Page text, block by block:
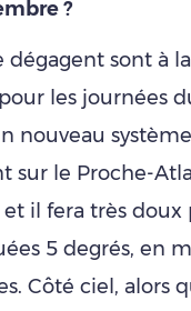
?
sont à
les journées
nouveau système
sur le Proche-
il fera très doux
5 degrés, en
Côté ciel, alors